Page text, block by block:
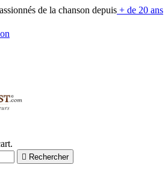
de la chanson depuis + de 20 ans
 Rechercher